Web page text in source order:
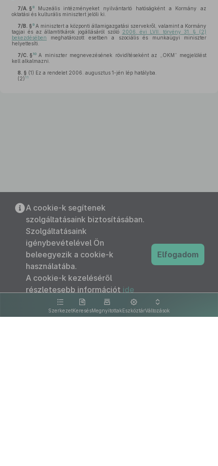
7/A. § 8
Muzeális intézményeket nyilvántartó hatóságként a Kormány az
oktatási és kulturális minisztert jelöli ki.
7/B. § 9 A minisztert a központi államigazgatási szervekről, valamint a Kormány
tagjai és az államtitkárok jogállásáról szóló 2006. évi LVII. törvény 31. § (2)
bekezdésében meghatározott esetben a szociális és munkaügyi miniszter
helyettesíti.
7/C. § 10 A miniszter megnevezésének rövidítéseként az „OKM” megjelölést
kell alkalmazni.
8. § (1) Ez a rendelet 2006. augusztus 1-jén lép hatályba.
(2) 11
SzerkezetKeresésMegnyitottakEszköztárVáltozások
A cookie-k segítenek
szolgáltatásaink biztosításában.
Szolgáltatásaink
igénybevételével Ön
beleegyezik a cookie-k
használatába.
A cookie-k kezeléséről
részletesebb információt ide
kattintva olvashat.
Elfogadom